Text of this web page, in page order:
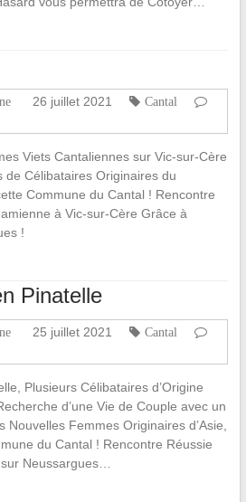
26 juillet 2021
Cantal
Viets Cantaliennes sur Vic-sur-Cère
de Célibataires Originaires du
Commune du Cantal ! Rencontre
à Vic-sur-Cère Grâce à
!
Pinatelle
25 juillet 2021
Cantal
Plusieurs Célibataires d’Origine
d’une Vie de Couple avec un
Nouvelles Femmes Originaires d’Asie,
du Cantal ! Rencontre Réussie
Neussargues…